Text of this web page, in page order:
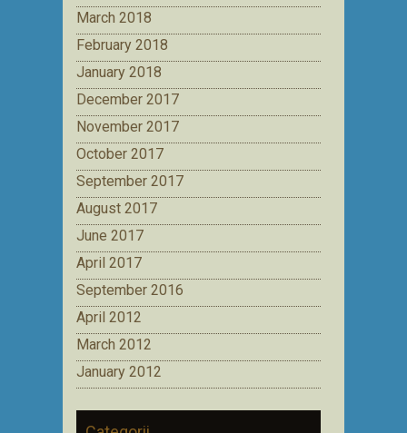
March 2018
February 2018
January 2018
December 2017
November 2017
October 2017
September 2017
August 2017
June 2017
April 2017
September 2016
April 2012
March 2012
January 2012